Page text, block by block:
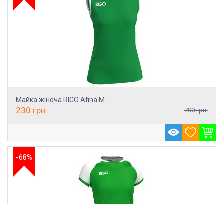
Майка жіноча RIGO Afina M
230 грн. 700 грн.
-68%